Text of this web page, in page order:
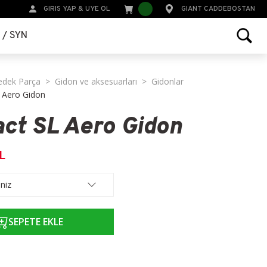
GIRIS YAP & UYE OL GIANT CADDEBOSTAN
SYN
Parça Gidon ve aksesuarları
Gidonlar
Gidon
SL Aero Gidon
SEPETE EKLE